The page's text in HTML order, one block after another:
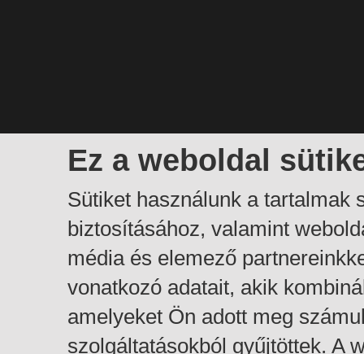
Ez a weboldal
Sütiket használunk a tartalmak
biztosításához, valamint
média és elemező
vonatkozó adatait, akik
amelyeket Ön adott meg
szolgáltatásokból gyűjtöttek. A